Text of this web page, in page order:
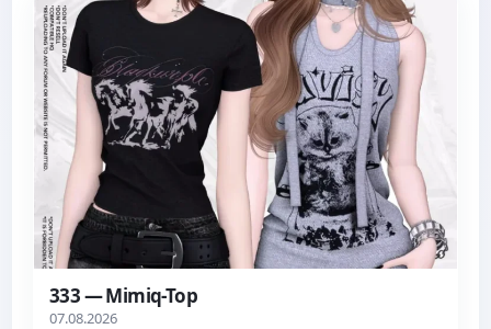
333 — Mimiq-Top
07.08.2026